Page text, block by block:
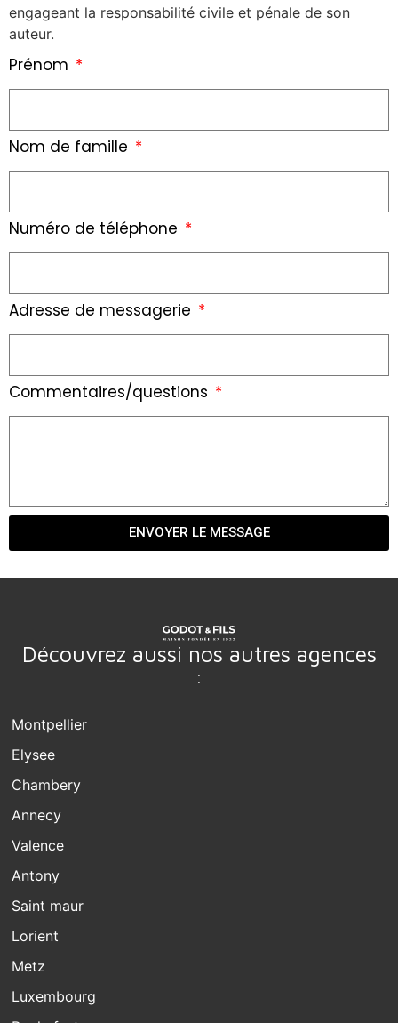
engageant la responsabilité civile et pénale de son
auteur.
Prénom
Nom de famille
Numéro de téléphone
Adresse de messagerie
Commentaires/questions
ENVOYER LE MESSAGE
Découvrez aussi nos autres agences
:
Montpellier
Elysee
Chambery
Annecy
Valence
Antony
Saint maur
Lorient
Metz
Luxembourg